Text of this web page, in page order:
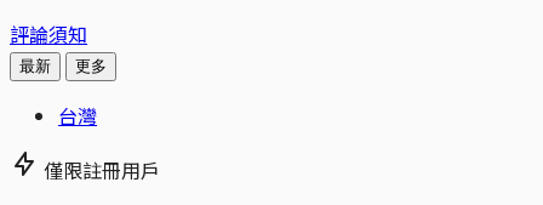
評論須知
最新 更多
台灣
僅限註冊用戶